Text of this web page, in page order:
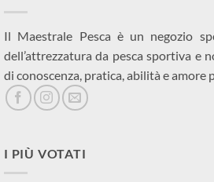
Il Maestrale Pesca è un negozio
dell’attrezzatura da pesca sportiva e
di conoscenza, pratica, abilità e amore
I PIÙ VOTATI